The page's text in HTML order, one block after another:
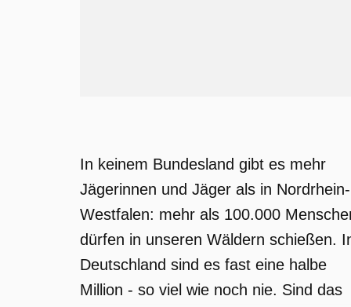
In keinem Bundesland gibt es mehr
Jägerinnen und Jäger als in Nordrhein-
Westfalen: mehr als 100.000
dürfen in unseren Wäldern schießen.
Deutschland sind es fast eine halbe
Million - so viel wie noch nie. Sind das